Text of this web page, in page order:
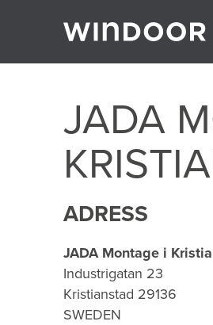
JADA
ADRESS
JADA Montage i
Industrigatan 23
Kristianstad 29136
SWEDEN